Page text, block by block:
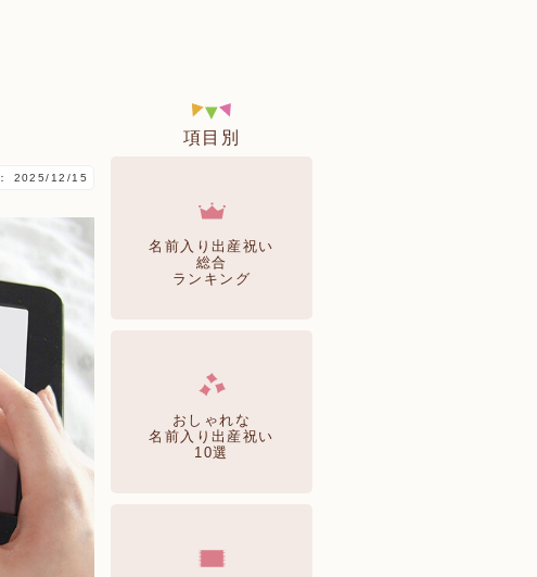
2025/12/15
項目別
名前入り出産祝い
総合
ランキング
おしゃれな
名前入り出産祝い
10選